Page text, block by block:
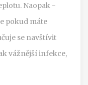
Naopak -
pokud máte
se navštívit
vážnější infekce,